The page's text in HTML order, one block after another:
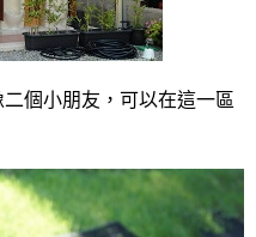
個小朋友，可以在這一區